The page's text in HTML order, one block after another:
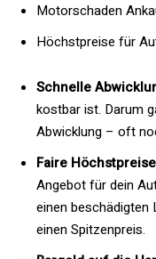
Motorschaden
Höchstpreise für
Schnelle
kostbar ist. Darum
Abwicklung – oft
Faire Höchstpreise
Angebot für dein
einen beschädigten
einen Spitzenpreis.